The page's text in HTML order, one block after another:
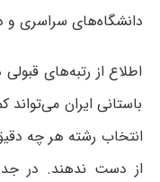
دانشگاه‌های سراسری و
اطلاع از رتبه‌های
باستانی ایران
انتخاب رشته هر چه
از دست ندهند. در